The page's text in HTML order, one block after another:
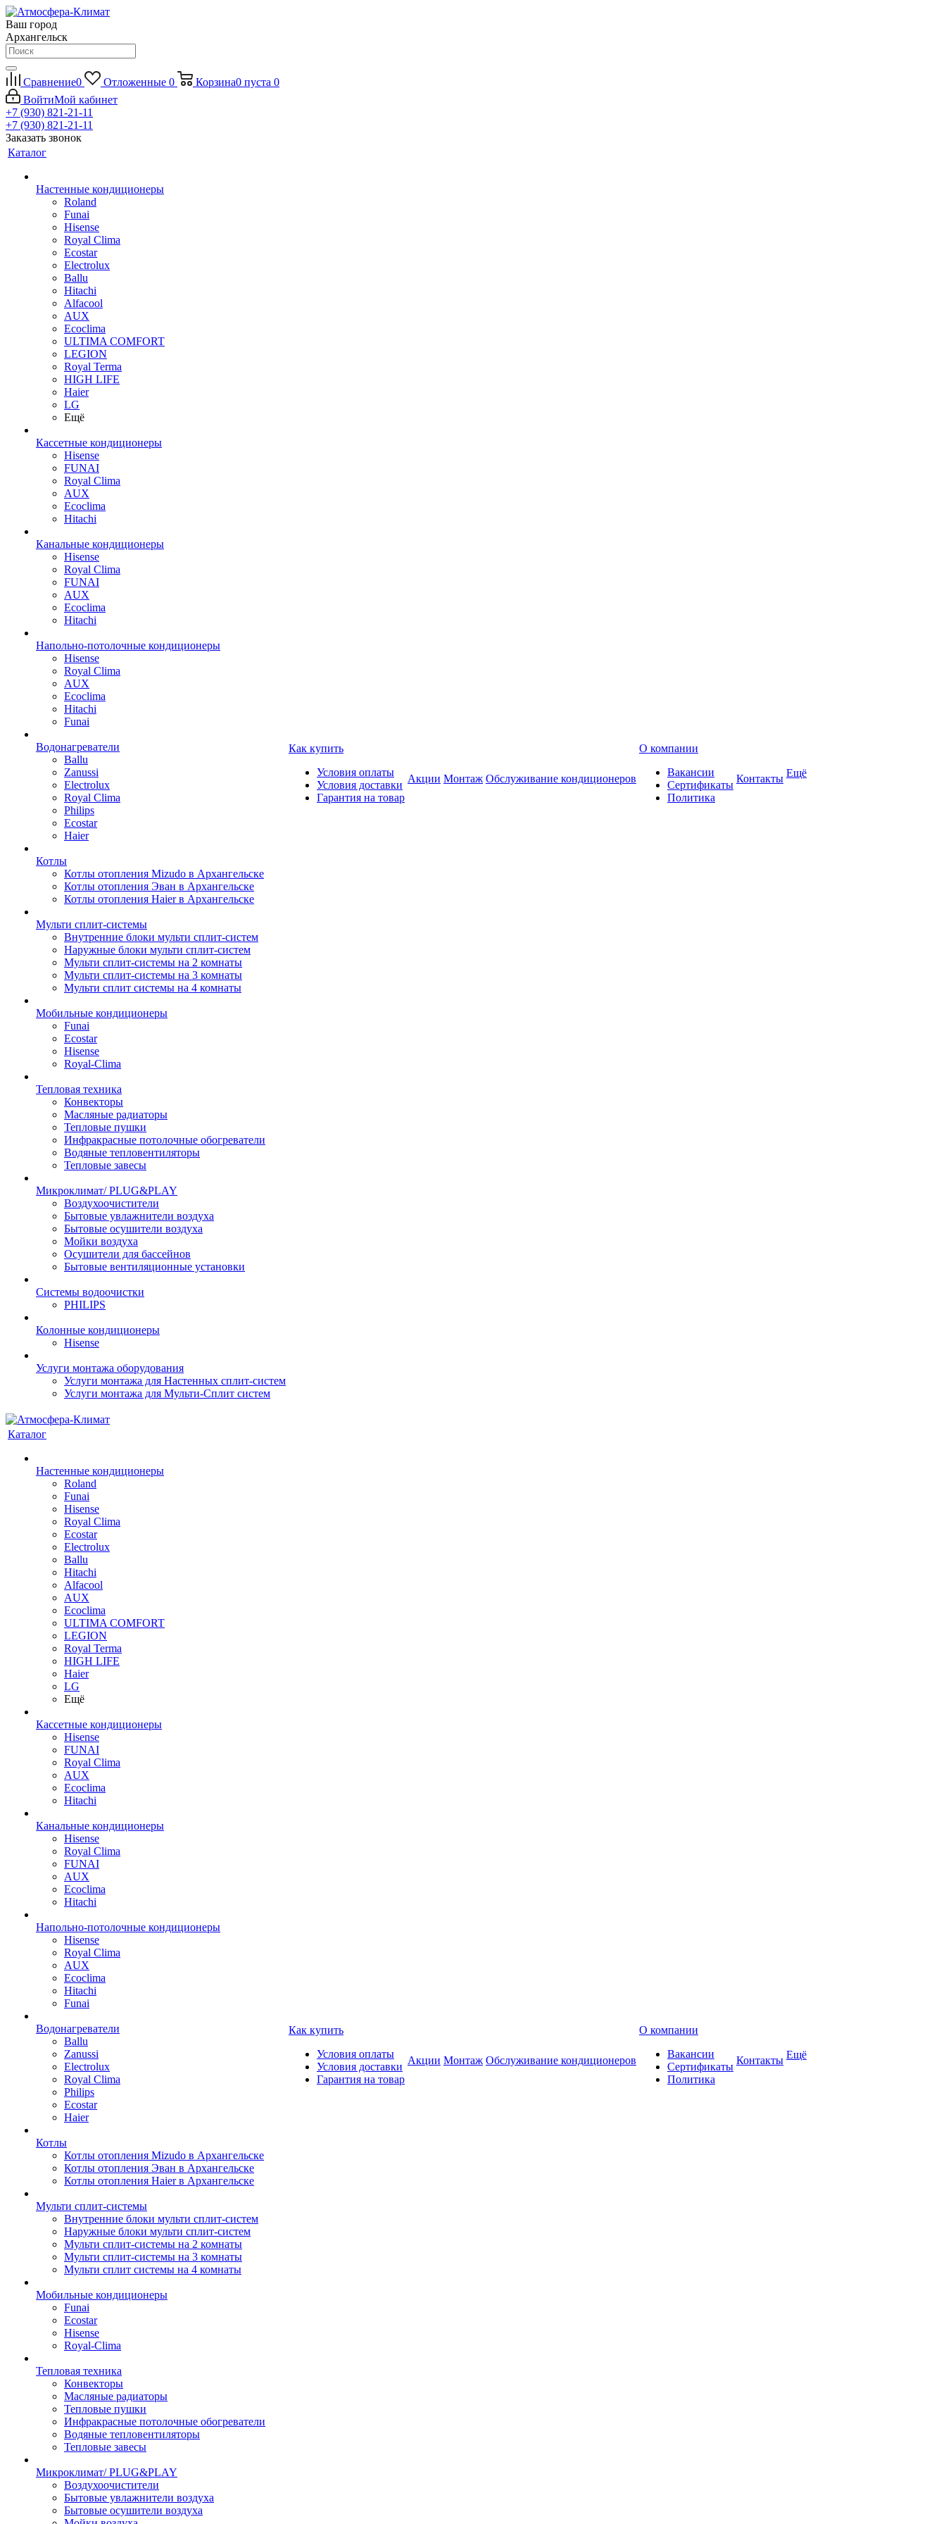
Ваш город
Архангельск
Сравнение0 Отложенные 0 Корзина0 пуста 0
ВойтиМой кабинет
+7 (930) 821-21-11
+7 (930) 821-21-11
Заказать звонок
Каталог
Настенные кондиционеры
Roland
Funai
Hisense
Royal Clima
Ecostar
Electrolux
Ballu
Hitachi
Alfacool
AUX
Ecoclima
ULTIMA COMFORT
LEGION
Royal Terma
HIGH LIFE
Haier
LG
Ещё
Кассетные кондиционеры
Hisense
FUNAI
Royal Clima
AUX
Ecoclima
Hitachi
Канальные кондиционеры
Hisense
Royal Clima
FUNAI
AUX
Ecoclima
Hitachi
Напольно-потолочные кондиционеры
Hisense
Royal Clima
AUX
Ecoclima
Hitachi
Funai
Водонагреватели
Ballu
Zanussi
Electrolux
Royal Clima
Philips
Ecostar
Haier
Котлы
Котлы отопления Mizudo в Архангельске
Котлы отопления Эван в Архангельске
Котлы отопления Haier в Архангельске
Мульти сплит-системы
Внутренние блоки мульти сплит-систем
Наружные блоки мульти сплит-систем
Мульти сплит-системы на 2 комнаты
Мульти сплит-системы на 3 комнаты
Мульти сплит системы на 4 комнаты
Мобильные кондиционеры
Funai
Ecostar
Hisense
Royal-Clima
Тепловая техника
Конвекторы
Масляные радиаторы
Тепловые пушки
Инфракрасные потолочные обогреватели
Водяные тепловентиляторы
Тепловые завесы
Микроклимат/ PLUG&PLAY
Воздухоочистители
Бытовые увлажнители воздуха
Бытовые осушители воздуха
Мойки воздуха
Осушители для бассейнов
Бытовые вентиляционные установки
Системы водоочистки
PHILIPS
Колонные кондиционеры
Hisense
Услуги монтажа оборудования
Услуги монтажа для Настенных сплит-систем
Услуги монтажа для Мульти-Сплит систем
Как купить
Условия оплаты
Условия доставки
Гарантия на товар
Акции Монтаж Обслуживание кондиционеров
О компании
Вакансии
Сертификаты
Политика
Контакты Ещё
Каталог
Настенные кондиционеры
Roland
Funai
Hisense
Royal Clima
Ecostar
Electrolux
Ballu
Hitachi
Alfacool
AUX
Ecoclima
ULTIMA COMFORT
LEGION
Royal Terma
HIGH LIFE
Haier
LG
Ещё
Кассетные кондиционеры
Hisense
FUNAI
Royal Clima
AUX
Ecoclima
Hitachi
Канальные кондиционеры
Hisense
Royal Clima
FUNAI
AUX
Ecoclima
Hitachi
Напольно-потолочные кондиционеры
Hisense
Royal Clima
AUX
Ecoclima
Hitachi
Funai
Водонагреватели
Ballu
Zanussi
Electrolux
Royal Clima
Philips
Ecostar
Haier
Котлы
Котлы отопления Mizudo в Архангельске
Котлы отопления Эван в Архангельске
Котлы отопления Haier в Архангельске
Мульти сплит-системы
Внутренние блоки мульти сплит-систем
Наружные блоки мульти сплит-систем
Мульти сплит-системы на 2 комнаты
Мульти сплит-системы на 3 комнаты
Мульти сплит системы на 4 комнаты
Мобильные кондиционеры
Funai
Ecostar
Hisense
Royal-Clima
Тепловая техника
Конвекторы
Масляные радиаторы
Тепловые пушки
Инфракрасные потолочные обогреватели
Водяные тепловентиляторы
Тепловые завесы
Микроклимат/ PLUG&PLAY
Воздухоочистители
Бытовые увлажнители воздуха
Бытовые осушители воздуха
Как купить
Условия оплаты
Условия доставки
Гарантия на товар
Акции Монтаж Обслуживание кондиционеров
О компании
Вакансии
Сертификаты
Политика
Контакты Ещё